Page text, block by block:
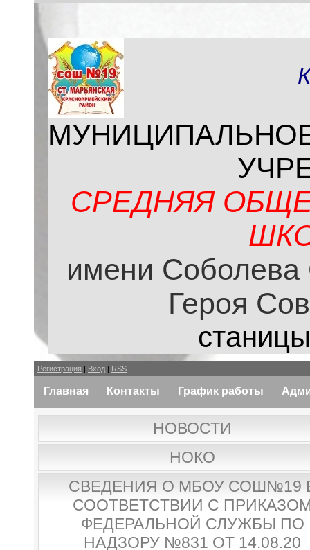
СРЕДНЯЯ
имени Соболева
Героя
Регистрация | Вход | RSS
Главная Контакты График работы
НОВОСТИ
НОКО
СВЕДЕНИЯ О МБОУ СОШ№19
СООТВЕТСТВИИ С
ФЕДЕРАЛЬНОЙ СЛУЖБЫ ПО
НАДЗОРУ №831 ОТ 14.08.20